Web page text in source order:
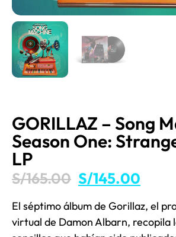
GORILLAZ – Song
Season One:
LP
S/165.00 S/145.00
El séptimo álbum de Gorillaz, el
virtual de Damon Albarn, recopila